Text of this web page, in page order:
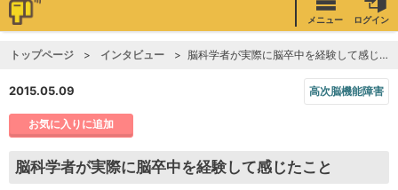
メニュー ログイン
トップページ インタビュー 脳科学者が実際に脳卒中を経験して感じたこと
2015.05.09 高次脳機能障害
お気に入りに追加
脳科学者が実際に脳卒中を経験して感じたこと